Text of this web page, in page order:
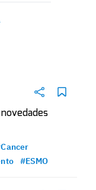
novedades
#ESMO